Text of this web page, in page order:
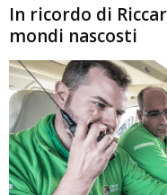
In ricordo di
mondi nascosti